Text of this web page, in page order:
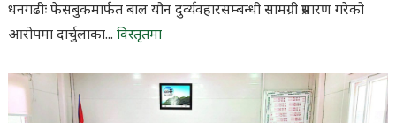
धनगढीः फेसबुकमार्फत बाल यौन दुर्व्यवहारसम्बन्धी सामग्री प्रसारण गरेको
आरोपमा दार्चुलाका... विस्तृतमा